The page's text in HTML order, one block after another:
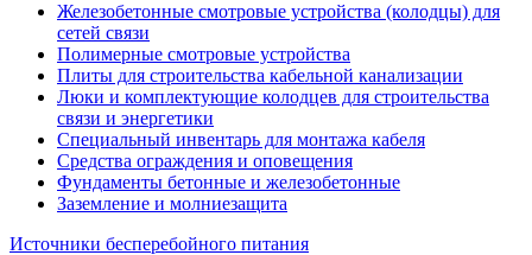
Железобетонные смотровые устройства (колодцы) для
сетей связи
Полимерные смотровые устройства
Плиты для строительства кабельной канализации
Люки и комплектующие колодцев для строительства
связи и энергетики
Специальный инвентарь для монтажа кабеля
Средства ограждения и оповещения
Фундаменты бетонные и железобетонные
Заземление и молниезащита
Источники бесперебойного питания